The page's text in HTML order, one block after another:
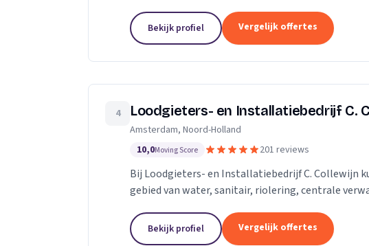
Bekijk profiel Vergelijk offertes
4 Loodgieters- en Installatiebedrijf C.
Amsterdam, Noord-Holland
10,0Moving Score 201 reviews
Bij Loodgieters- en Installatiebedrijf C. Collewijn
gebied van water, sanitair, riolering, centrale
Bekijk profiel Vergelijk offertes